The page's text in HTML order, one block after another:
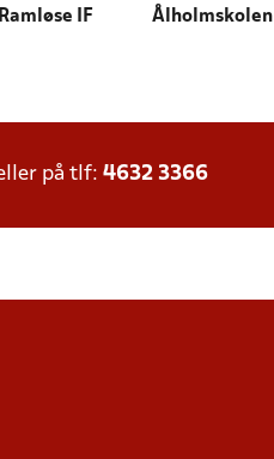
Ramløse IF Ålholmskolen
på tlf: 4632 3366